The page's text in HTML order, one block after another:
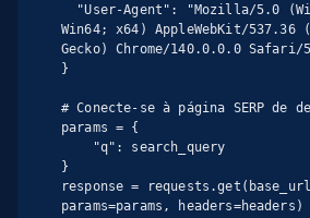
Win64; x64) AppleWebKit/537.36
Gecko) Chrome/140.0.0.0 Safari/
}
# Conecte-se à página SERP de
params = {
}
response =
params=params, headers=headers)